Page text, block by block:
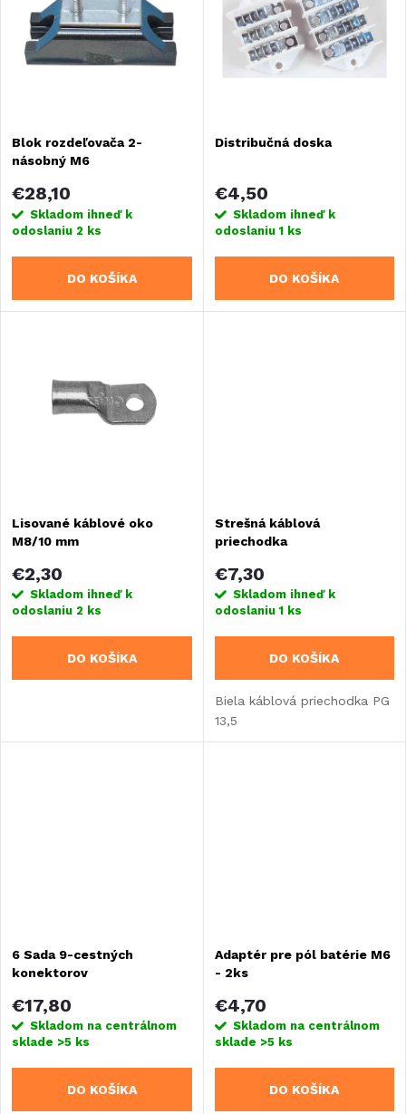
e
n
e
p
r
o
o
v
Abecedne
p
s
p
r
o
d
v
Blok rozdeľovača 2-
násobný M6
€28,10
Skladom ihneď k
odoslaniu 2 ks
DO KOŠÍKA
Distribučná doska
€4,50
Skladom ihneď k
odoslaniu1 ks
DO KOŠÍKA
Lisované káblové oko
M8/10 mm
€2,30
Skladom ihneď k
odoslaniu 2 ks
DO KOŠÍKA
Strešná káblová
priechodka
€7,30
Skladom ihneď k
odoslaniu1 ks
DO KOŠÍKA
Biela káblová priechodka PG
13,5
6 Sada 9-cestných
konektorov
€17,80
Skladom na centrálnom
sklade >5 ks
DO KOŠÍKA
Adaptér pre pól batérie M6
- 2ks
€4,70
Skladom na centrálnom
sklade >5 ks
DO KOŠÍKA